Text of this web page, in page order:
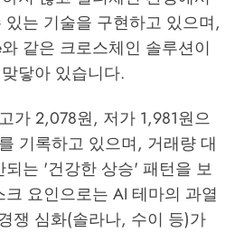
는 기술을 구현하고 있으며,
와 같은 크로스체인 솔루션이
닿아 있습니다.
가 2,078원, 저가 1,981원으
기록하고 있으며, 거래량 대
되는 '건강한 상승' 패턴을 보
요인으로는 AI 테마의 과열
쟁 심화(솔라나, 수이 등)가